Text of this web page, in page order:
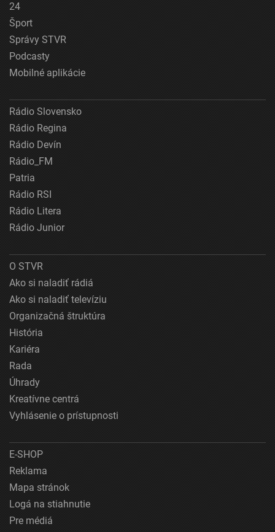
24
Šport
Správy STVR
Podcasty
Mobilné aplikácie
Rádio Slovensko
Rádio Regina
Rádio Devín
Rádio_FM
Patria
Rádio RSI
Rádio Litera
Rádio Junior
O STVR
Ako si naladiť rádiá
Ako si naladiť televíziu
Organizačná štruktúra
História
Kariéra
Rada
Úhrady
Kreatívne centrá
Vyhlásenie o prístupnosti
E-SHOP
Reklama
Mapa stránok
Logá na stiahnutie
Pre médiá